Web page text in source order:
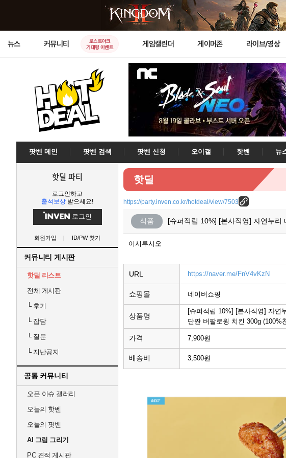
뉴스 커뮤니티
로스트아크
기대평 이벤트
게임캘린더 게이머존 라이브/영상
팟벤 메인 팟벤 검색 팟벤 신청 오이갤 핫벤
뉴
핫딜 파티
로그인하고
출석보상 받으세요!
로그인
회원가입 ID/PW 찾기
커뮤니티 게시판
핫딜 리스트
전체 게시판
└후기
└잡담
└질문
└지난공지
공통 커뮤니티
오픈 이슈 갤러리
오늘의 핫벤
오늘의 팟벤
AI 그림 그리기
PC 견적 게시판
핫딜
https://party.inven.co.kr/hotdeal/view/7503
식품 [슈퍼적립 10%] [본사직영] 자연누
이시루시오
URL https://naver.me/FnV4vKzN
쇼핑몰 네이버쇼핑
상품명
[슈퍼적립 10%] [본사직영] 자연
단짠 버팔로윙 치킨 300g (100%
가격 7,900원
배송비 3,500원